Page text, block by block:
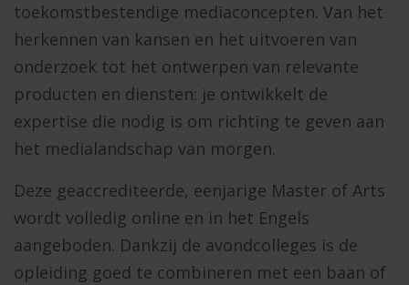
toekomstbestendige mediaconcepten. Van het
herkennen van kansen en het uitvoeren van
onderzoek tot het ontwerpen van relevante
producten en diensten: je ontwikkelt de
expertise die nodig is om richting te geven aan
het medialandschap van morgen.
Deze geaccrediteerde, eenjarige Master of Arts
wordt volledig online en in het Engels
aangeboden. Dankzij de avondcolleges is de
opleiding goed te combineren met een baan of